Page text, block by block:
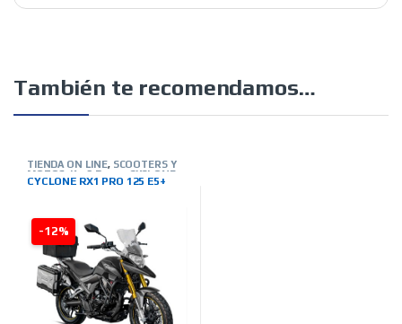
También te recomendamos…
-12%
TIENDA ON LINE, SCOOTERS Y
MOTOS Km0-Demo CYCLONE
CYCLONE RX1 PRO 125 E5+